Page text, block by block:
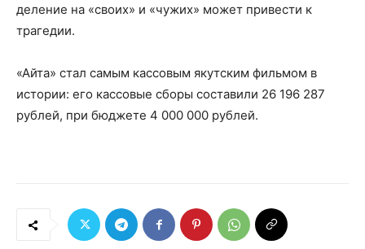
деление на «своих» и «чужих» может привести к
трагедии.
«Айта» стал самым кассовым якутским фильмом в
истории: его кассовые сборы составили 26 196 287
рублей, при бюджете 4 000 000 рублей.